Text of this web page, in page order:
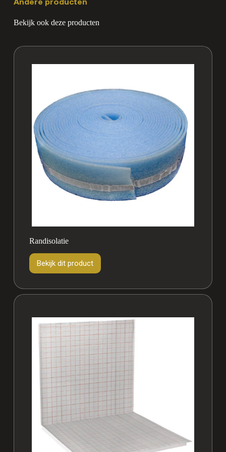
Bekijk ook deze producten
Randisolatie
Bekijk dit product
Bekijk
dit